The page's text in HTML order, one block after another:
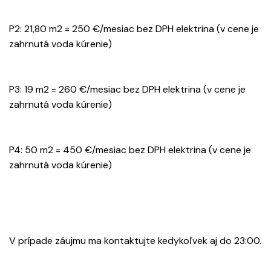
P2: 21,80 m2 = 250 €/mesiac bez DPH elektrina (v cene je
zahrnutá voda kúrenie)
P3: 19 m2 = 260 €/mesiac bez DPH elektrina (v cene je
zahrnutá voda kúrenie)
P4: 50 m2 = 450 €/mesiac bez DPH elektrina (v cene je
zahrnutá voda kúrenie)
V prípade záujmu ma kontaktujte kedykoľvek aj do 23:00.